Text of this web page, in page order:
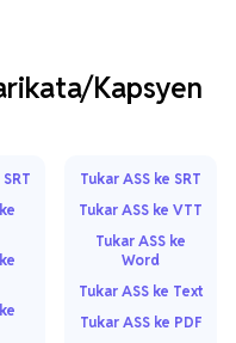
Kapsyen
Tukar ASS ke SRT
Tukar ASS ke VTT
Tukar ASS ke
Word
Tukar ASS ke Text
Tukar ASS ke PDF